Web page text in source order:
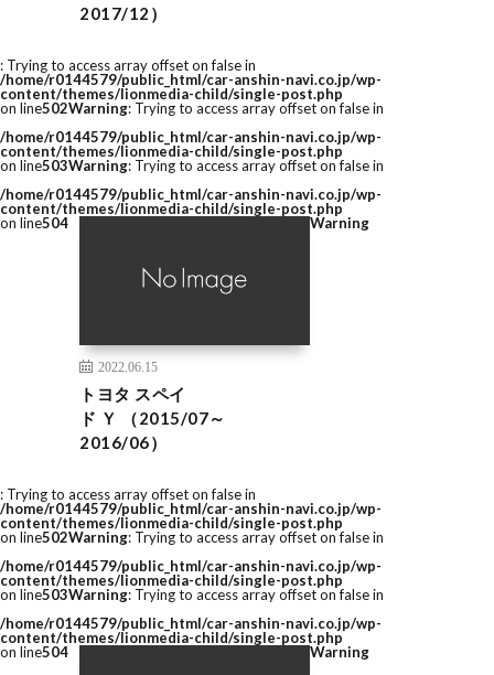
2017/12）
: Trying to access array offset on false in
/home/r0144579/public_html/car-anshin-navi.co.jp/wp-
content/themes/lionmedia-child/single-post.php
on line502Warning: Trying to access array offset on false in
/home/r0144579/public_html/car-anshin-navi.co.jp/wp-
content/themes/lionmedia-child/single-post.php
on line503Warning: Trying to access array offset on false in
/home/r0144579/public_html/car-anshin-navi.co.jp/wp-
content/themes/lionmedia-child/single-post.php
on line504
2022.06.15
トヨタ スペイ
ド Ｙ （2015/07～
2016/06）
Warning
: Trying to access array offset on false in
/home/r0144579/public_html/car-anshin-navi.co.jp/wp-
content/themes/lionmedia-child/single-post.php
on line502Warning: Trying to access array offset on false in
/home/r0144579/public_html/car-anshin-navi.co.jp/wp-
content/themes/lionmedia-child/single-post.php
on line503Warning: Trying to access array offset on false in
/home/r0144579/public_html/car-anshin-navi.co.jp/wp-
content/themes/lionmedia-child/single-post.php
on line504 Warning